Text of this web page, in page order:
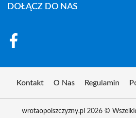
DOŁĄCZ DO NAS
Kontakt O Nas Regulamin
wrotaopolszczyzny.pl 2026 ©